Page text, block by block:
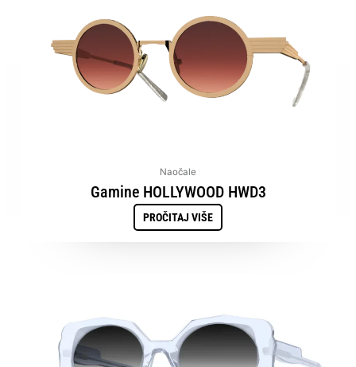
Naočale
Gamine HOLLYWOOD HWD3
PROČITAJ VIŠE